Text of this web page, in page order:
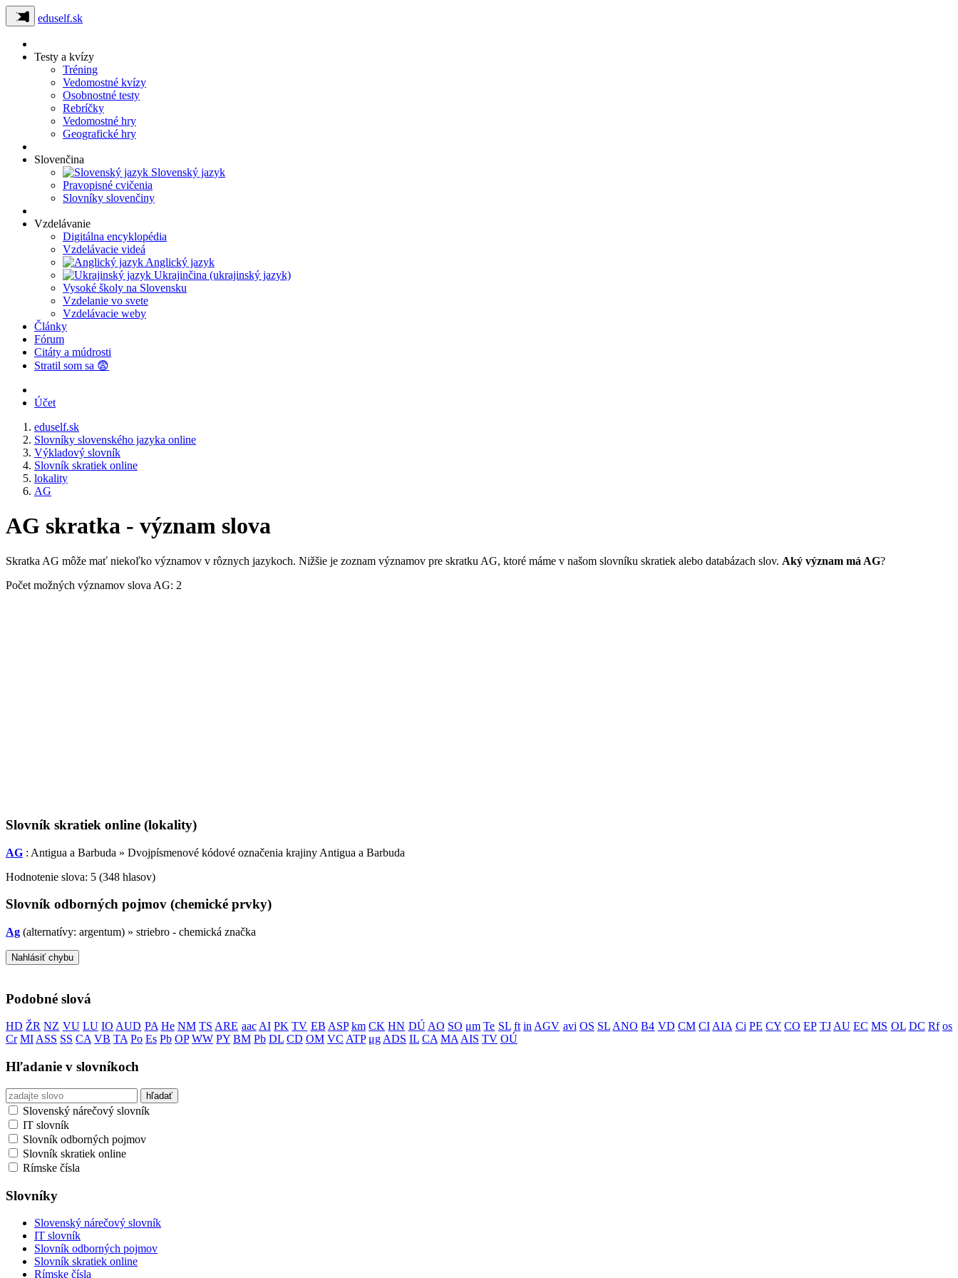
eduself.sk
Testy a kvízy
Tréning
Vedomostné kvízy
Osobnostné testy
Rebríčky
Vedomostné hry
Geografické hry
Slovenčina
Slovenský jazyk
Pravopisné cvičenia
Slovníky slovenčiny
Vzdelávanie
Digitálna encyklopédia
Vzdelávacie videá
Anglický jazyk
Ukrajinčina (ukrajinský jazyk)
Vysoké školy na Slovensku
Vzdelanie vo svete
Vzdelávacie weby
Články
Fórum
Citáty a múdrosti
Stratil som sa 😨
Účet
eduself.sk
Slovníky slovenského jazyka online
Výkladový slovník
Slovník skratiek online
lokality
AG
AG skratka - význam slova
Skratka AG môže mať niekoľko významov v rôznych jazykoch. Nižšie je zoznam významov pre skratku AG, ktoré máme v našom slovníku skratiek alebo databázach slov. Aký význam má AG?
Počet možných významov slova AG: 2
Slovník skratiek online (lokality)
AG : Antigua a Barbuda » Dvojpísmenové kódové označenia krajiny Antigua a Barbuda
Hodnotenie slova: 5 (348 hlasov)
Slovník odborných pojmov (chemické prvky)
Ag (alternatívy: argentum) » striebro - chemická značka
Nahlásiť chybu
Podobné slová
HD ŽR NZ VU LU IO AUD PA He NM TS ARE aacAI PK TV EB ASP km CK HN DÚ AO SO μm Te SL ft inAGV avi OS SLANO B4 VD CM CIAIA Ci PE CY CO EP TJAU EC MS OL DC Rf os
Cr MIASS SS CA VB TA Po Es Pb OP WW PY BM Pb DL CD OM VC ATP μgADS IL CA MAAIS TV OÚ
Hľadanie v slovníkoch
Slovenský nárečový slovník
IT slovník
Slovník odborných pojmov
Slovník skratiek online
Rímske čísla
Slovníky
Slovenský nárečový slovník
IT slovník
Slovník odborných pojmov
Slovník skratiek online
Rímske čísla